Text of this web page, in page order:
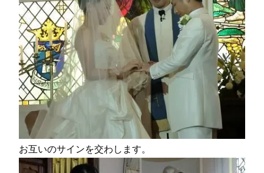
お互いのサインを交わします。